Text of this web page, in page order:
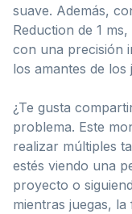
suave. Además,
Reduction de 1
con una precisión
los amantes de los
¿Te gusta
problema. Este
realizar múltiples
estés viendo una
proyecto o
mientras juegas,